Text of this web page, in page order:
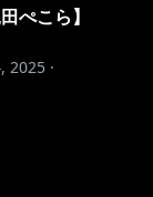
ぺこら】
2025 ·